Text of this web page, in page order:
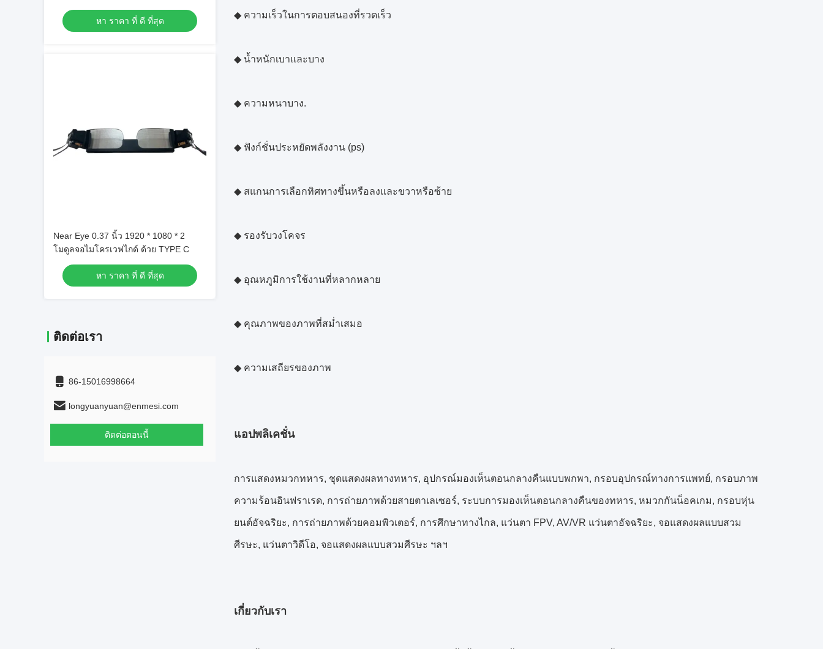
และอัตราการรีเฟรช 120Hz สำหรับ
แอปพลิเคชัน AR VRหา ราคา ที่ ดี ที่สุด
Near Eye 0.37 นิ้ว 1920 * 1080 * 2
โมดูลจอไมโครเวฟไกด์ ด้วย TYPE C
หา ราคา ที่ ดี ที่สุด
ติดต่อเรา
86-15016998664
longyuanyuan@enmesi.com
ติดต่อตอนนี้
◆ ความเร็วในการตอบสนองที่รวดเร็ว
◆ น้ำหนักเบาและบาง
◆ ความหนาบาง.
◆ ฟังก์ชั่นประหยัดพลังงาน (ps)
◆ สแกนการเลือกทิศทางขึ้นหรือลงและขวาหรือซ้าย
◆ รองรับวงโคจร
◆ อุณหภูมิการใช้งานที่หลากหลาย
◆ คุณภาพของภาพที่สม่ำเสมอ
◆ ความเสถียรของภาพ
แอปพลิเคชั่น
การแสดงหมวกทหาร, ชุดแสดงผลทางทหาร, อุปกรณ์มองเห็นตอนกลางคืนแบบพกพา, กรอบอุปกรณ์ทางการแพทย์, กรอบภาพ
ความร้อนอินฟราเรด, การถ่ายภาพด้วยสายตาเลเซอร์, ระบบการมองเห็นตอนกลางคืนของทหาร, หมวกกันน็อคเกม, กรอบหุ่น
ยนต์อัจฉริยะ, การถ่ายภาพด้วยคอมพิวเตอร์, การศึกษาทางไกล, แว่นตา FPV, AV/VR แว่นตาอัจฉริยะ, จอแสดงผลแบบสวม
ศีรษะ, แว่นตาวิดีโอ, จอแสดงผลแบบสวมศีรษะ ฯลฯ
เกี่ยวกับเรา